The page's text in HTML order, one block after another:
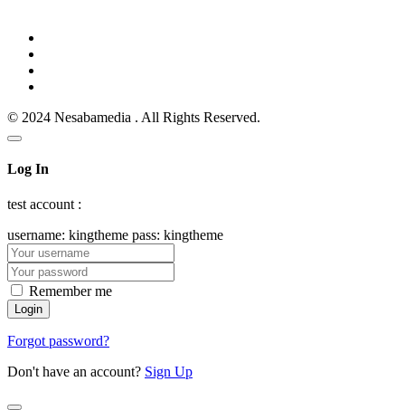
© 2024 Nesabamedia . All Rights Reserved.
Log In
test account :
username: kingtheme pass: kingtheme
Remember me
Forgot password?
Don't have an account? Sign Up